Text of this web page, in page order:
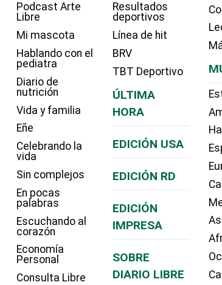
Podcast Arte
Libre
Mi mascota
Hablando con el
pediatra
Diario de
nutrición
Vida y familia
Eñe
Celebrando la
vida
Sin complejos
En pocas
palabras
Escuchando al
corazón
Economía
Personal
Consulta Libre
Resultados
deportivos
Línea de hit
BRV
TBT Deportivo
ÚLTIMA
HORA
EDICIÓN USA
EDICIÓN RD
EDICIÓN
IMPRESA
SOBRE
DIARIO LIBRE